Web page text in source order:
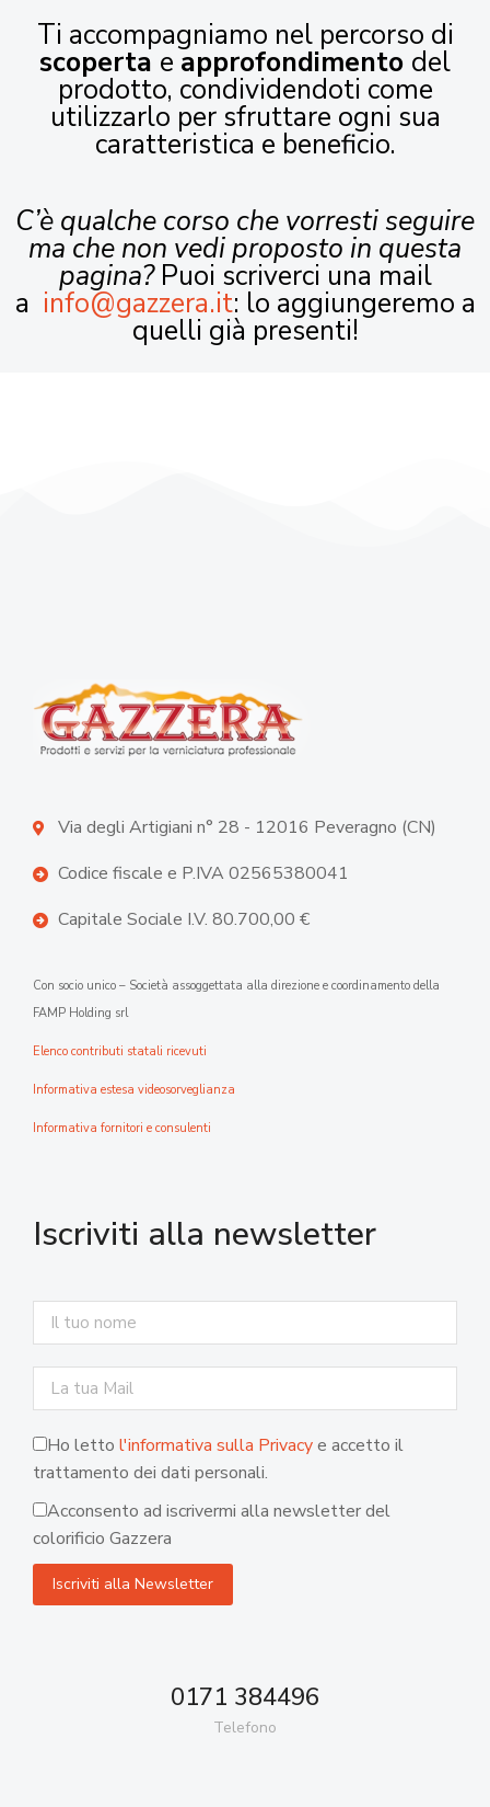
Ti accompagniamo nel percorso di
scoperta e approfondimento del
prodotto, condividendoti come
utilizzarlo per sfruttare ogni sua
caratteristica e beneficio.
C’è qualche corso che vorresti seguire
ma che non vedi proposto in questa
pagina?Puoi scriverci una mail
a info@gazzera.it: lo aggiungeremo a
quelli già presenti!
Via degli Artigiani n° 28 - 12016 Peveragno (CN)
Codice fiscale e P.IVA 02565380041
Capitale Sociale I.V. 80.700,00 €
Con socio unico – Società assoggettata alla direzione e coordinamento della
FAMP Holding srl
Elenco contributi statali ricevuti
Informativa estesa videosorveglianza
Informativa fornitori e consulenti
Iscriviti alla newsletter
Ho letto l'informativa sulla Privacye accetto il
trattamento dei dati personali.
Acconsento ad iscrivermi alla newsletter del
colorificio Gazzera
0171 384496
Telefono